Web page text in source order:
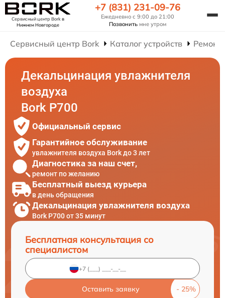
Сервисный центр Borkв
Нижнем Новгороде
+7 (831) 231-09-76
Ежедневно с 9:00 до 21:00
Позвонить мне утром
Сервисный центр Bork Каталог устройств Ремонт
Декальцинация увлажнителя
воздуха
Bork P700
Официальный сервис
Гарантийное обслуживание
увлажнителя воздуха Bork до 3 лет
Диагностика за наш счет,
ремонт по желанию
Бесплатный выезд курьера
в день обращения
Декальцинация увлажнителя воздуха
Bork P700 от 35 минут
Бесплатная консультация со
специалистом
Оставить заявку